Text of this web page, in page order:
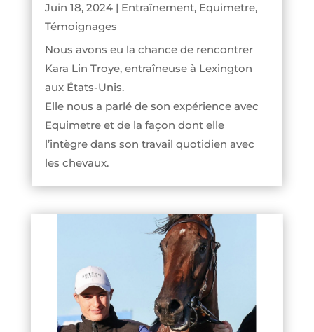
Juin 18, 2024| Entraînement, Equimetre,
Témoignages
Nous avons eu la chance de rencontrer
Kara Lin Troye, entraîneuse à Lexington
aux États-Unis.
Elle nous a parlé de son expérience avec
Equimetre et de la façon dont elle
l’intègre dans son travail quotidien avec
les chevaux.